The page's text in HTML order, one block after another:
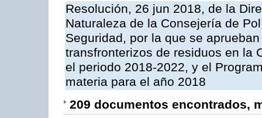
Resolución, 26 jun 2018, de la
Naturaleza de la Consejería de
Seguridad, por la que se
transfronterizos de residuos en la
el periodo 2018-2022, y el
materia para el año 2018
209 documentos encontrados,